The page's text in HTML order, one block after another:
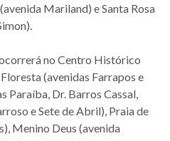
Mariland) e Santa Rosa
no Centro Histórico
(avenidas Farrapos e
Paraíba, Dr. Barros Cassal,
e Sete de Abril), Praia de
Menino Deus (avenida